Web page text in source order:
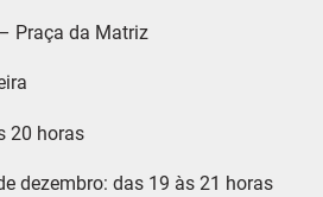
Praça da Matriz
20 horas
dezembro: das 19 às 21 horas